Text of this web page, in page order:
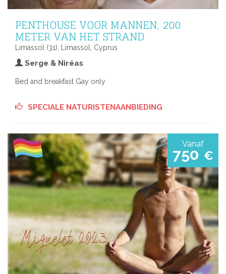
PENTHOUSE VOOR MANNEN, 200
METER VAN HET STRAND
Limassol (31), Limassol, Cyprus
Serge & Niréas
Bed and breakfast Gay only
SPECIALE NATURISTENAANBIEDING
Vanaf
750 €